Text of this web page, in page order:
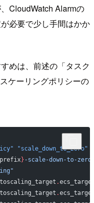
CloudWatch Alarmの
必要で少し手間はかか
めは、前述の「タスク
ケーリングポリシーの
"scale_down_to_zero"
prefix} -scale-down-to-
.
.